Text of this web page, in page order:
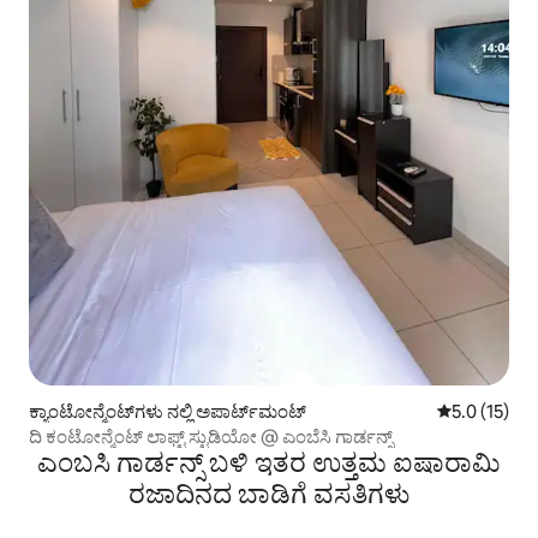
ಕ್ಯಾಂಟೋನ್ಮೆಂಟ್‌ಗಳು ನಲ್ಲಿ ಅಪಾರ್ಟ್‌ಮಂಟ್ 5 ರಲ್ಲಿ 5.0
5.0 (15)
ದಿ ಕಂಟೋನ್ಮೆಂಟ್ ಲಾಫ್ಟ್ ಸ್ಟುಡಿಯೋ @ ಎಂಬೆಸಿ ಗಾರ್ಡನ್ಸ್
ಎಂಬಸಿ ಗಾರ್ಡನ್ಸ್ ಬಳಿ ಇತರ ಉತ್ತಮ ಐಷಾರಾಮಿ
ರಜಾದಿನದ ಬಾಡಿಗೆ ವಸತಿಗಳು